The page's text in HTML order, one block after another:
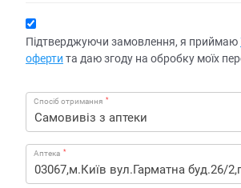
Підтверджуючи замовлення, я приймаю
оферти та даю згоду на обробку моїх
Спосіб отримання *
Аптека *